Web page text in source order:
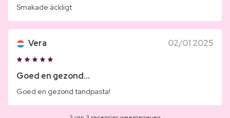
Smakade äckligt
Vera 02/01 2025
Goed en gezond...
Goed en gezond tandpasta!